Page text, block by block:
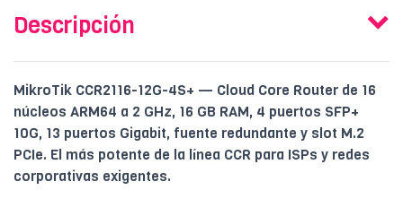
Descripción
MikroTik CCR2116-12G-4S+ — Cloud Core Router de 16
núcleos ARM64 a 2 GHz, 16 GB RAM, 4 puertos SFP+
10G, 13 puertos Gigabit, fuente redundante y slot M.2
PCIe. El más potente de la línea CCR para ISPs y redes
corporativas exigentes.